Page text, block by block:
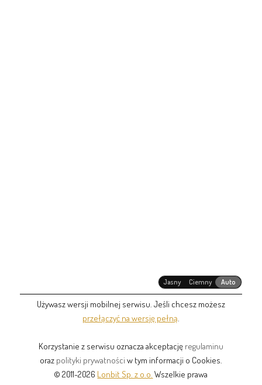
Jasny Ciemny Auto
Używasz wersji mobilnej serwisu. Jeśli chcesz możesz
przełączyć na wersję pełną
Korzystanie z serwisu oznacza akceptację regulaminu
oraz polityki prywatności w tym informacji o Cookies.
© 2011-2026 Lonbit Sp. z o.o. Wszelkie prawa